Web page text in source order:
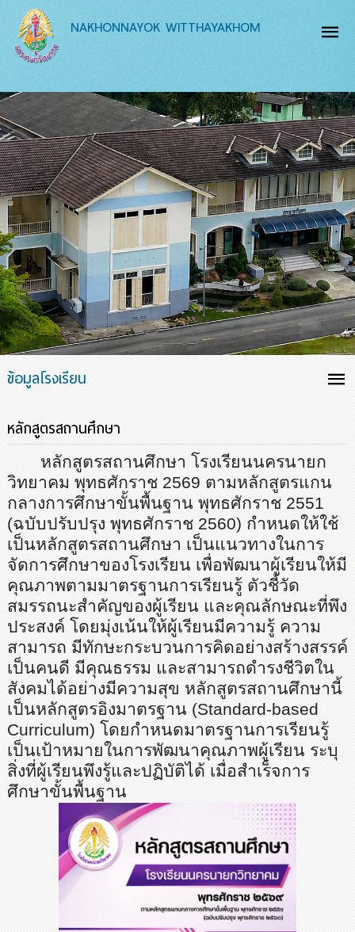
NAKHONNAYOK WITTHAYAKHOM
ข้อมูลโรงเรียน
หลักสูตรสถานศึกษา
หลักสูตรสถานศึกษา โรงเรียนนครนายก
วิทยาคม พุทธศักราช 2569 ตามหลักสูตรแกน
กลางการศึกษาขั้นพื้นฐาน พุทธศักราช 2551
(ฉบับปรับปรุง พุทธศักราช 2560) กำหนดให้ใช้
เป็นหลักสูตรสถานศึกษา เป็นแนวทางในการ
จัดการศึกษาของโรงเรียน เพื่อพัฒนาผู้เรียนให้มี
คุณภาพตามมาตรฐานการเรียนรู้ ตัวชี้วัด
สมรรถนะสำคัญของผู้เรียน และคุณลักษณะที่พึง
ประสงค์ โดยมุ่งเน้นให้ผู้เรียนมีความรู้ ความ
สามารถ มีทักษะกระบวนการคิดอย่างสร้างสรรค์
เป็นคนดี มีคุณธรรม และสามารถดำรงชีวิตใน
สังคมได้อย่างมีความสุข หลักสูตรสถานศึกษานี้
เป็นหลักสูตรอิงมาตรฐาน (Standard-based
Curriculum) โดยกำหนดมาตรฐานการเรียนรู้
เป็นเป้าหมายในการพัฒนาคุณภาพผู้เรียน ระบุ
สิ่งที่ผู้เรียนพึงรู้และปฏิบัติได้ เมื่อสำเร็จการ
ศึกษาขั้นพื้นฐาน